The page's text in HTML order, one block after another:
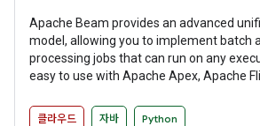
Apache Beam provides an advanced
model, allowing you to implement batch
processing jobs that can run on any
easy to use with Apache Apex, Apache
processing back-ends.
클라우드 자바 Python